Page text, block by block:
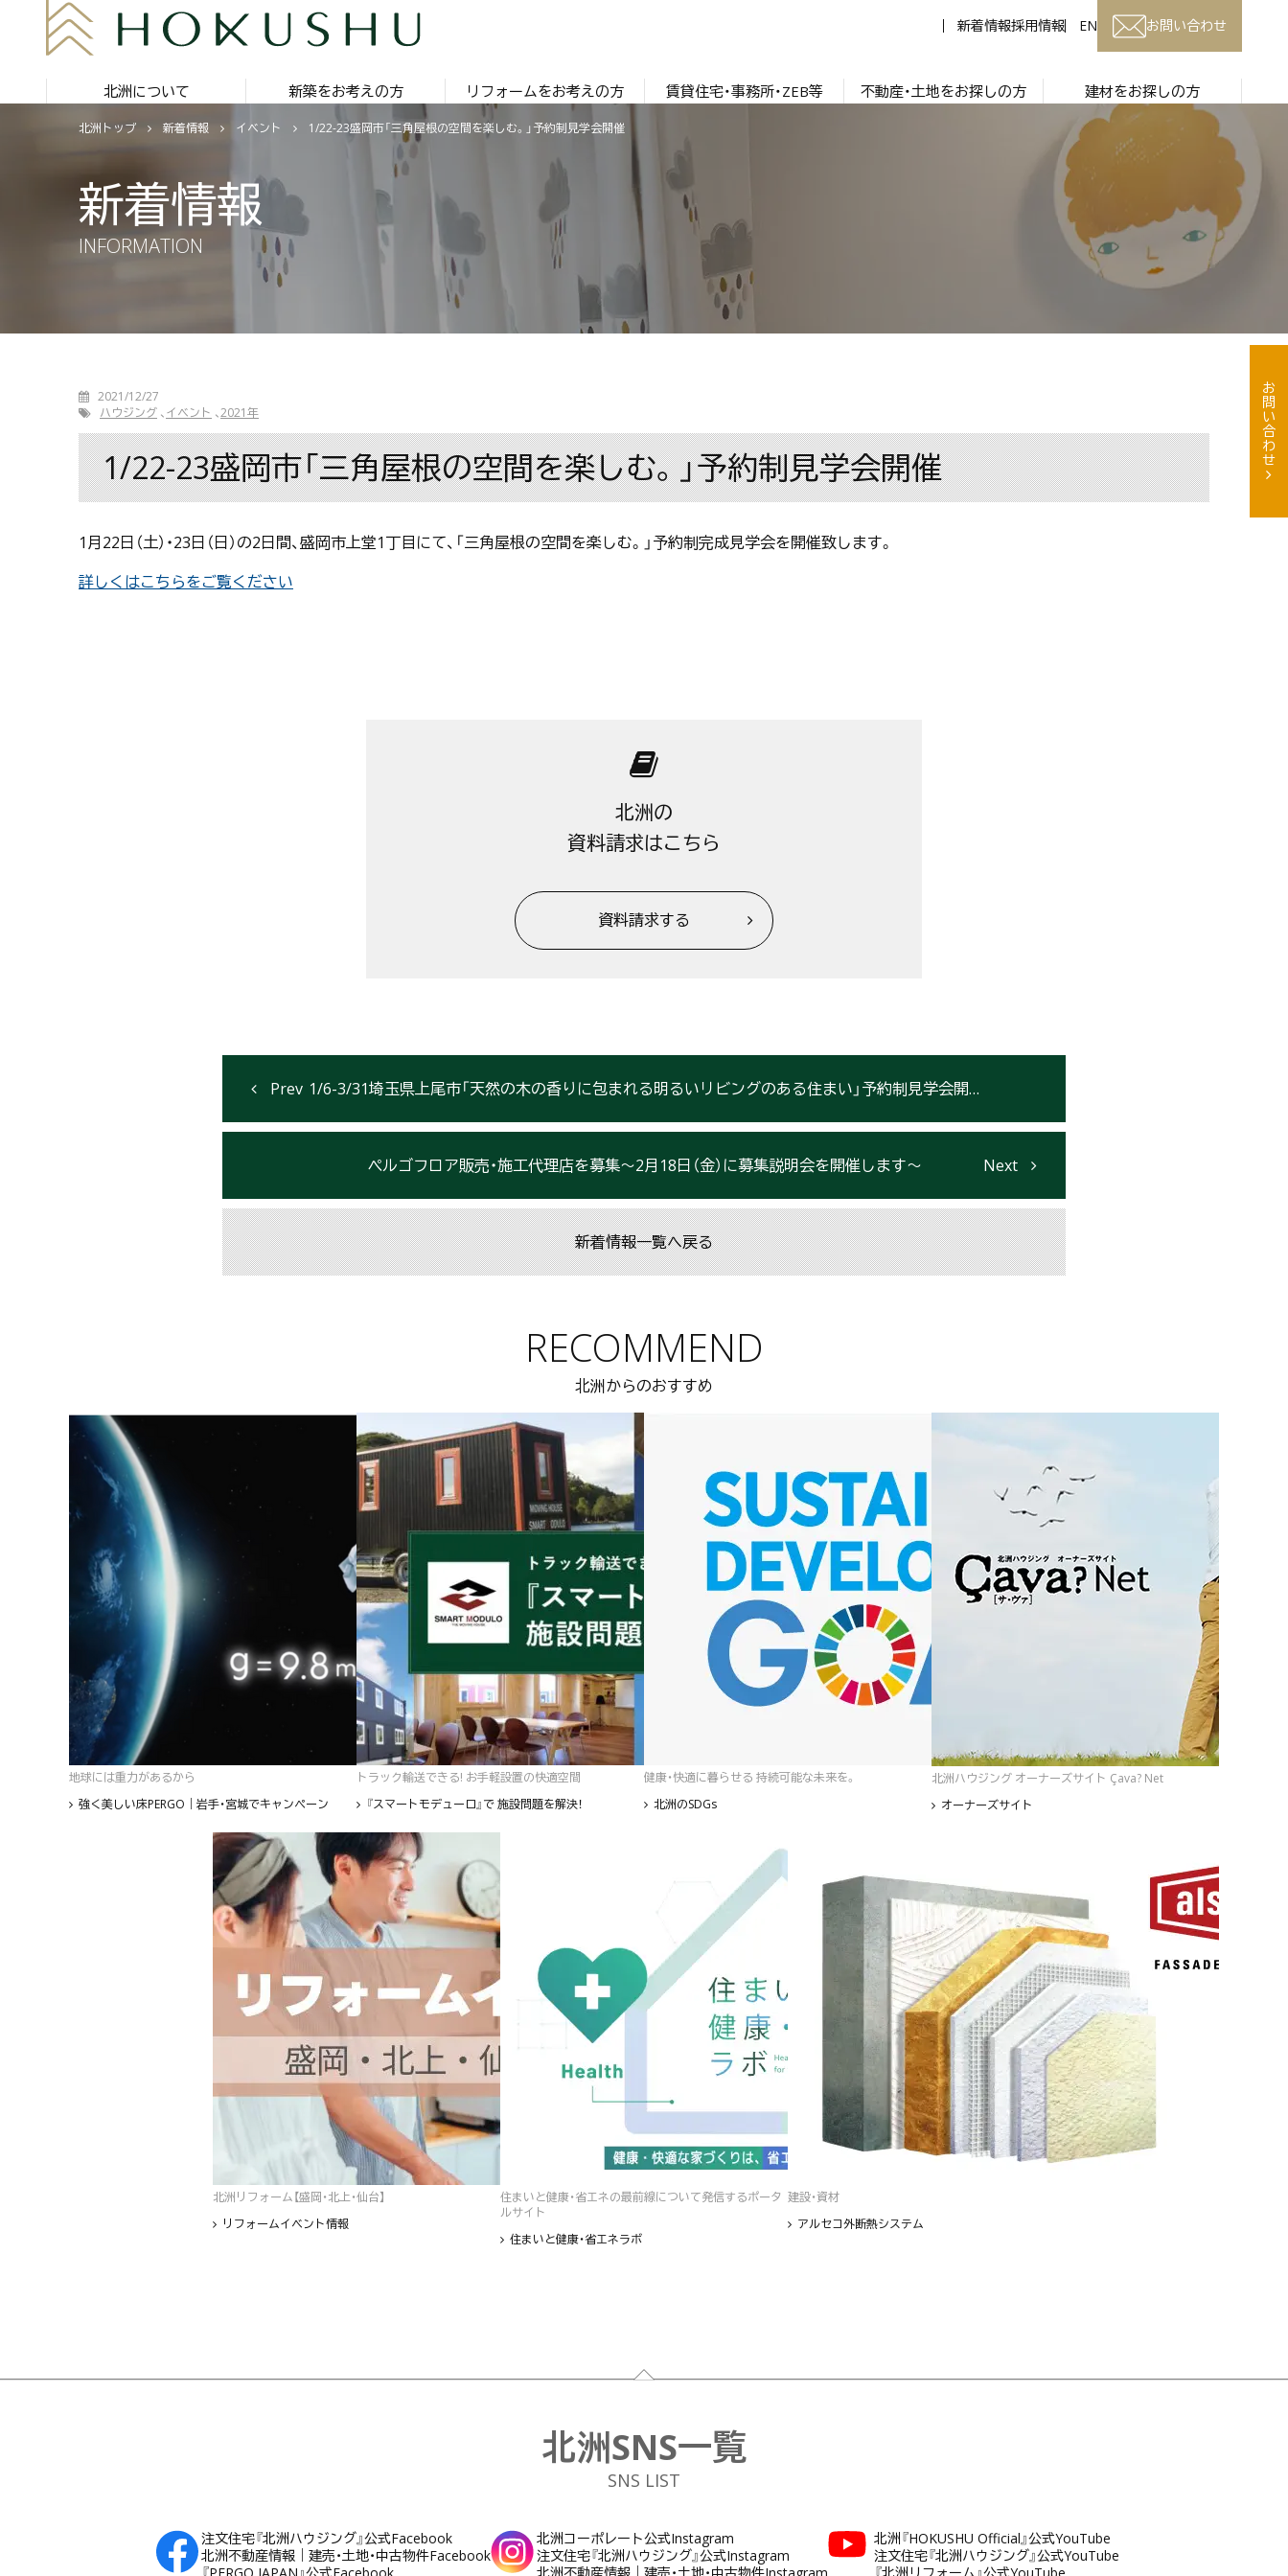
新着情報採用情報 EN お問い合わせ
北洲について 新築をお考えの方 リフォームをお考えの方 賃貸住宅・事務所・ZEB等 不動産・土地をお探しの方 建材をお探しの方
北洲トップ 新着情報 イベント 1/22-23盛岡市「三角屋根の空間を楽しむ。」予約制見学会開催
新着情報
INFORMATION
2021/12/27
ハウジング イベント 2021年
1/22-23盛岡市「三角屋根の空間を楽しむ。」予約制見学会開催
1月22日（土）・23日（日）の2日間、盛岡市上堂1丁目にて、「三角屋根の空間を楽しむ。」予約制完成見学会を開催致します。
詳しくはこちらをご覧ください
北洲の
資料請求はこちら
資料請求する
1/6-3/31埼玉県上尾市「天然の木の香りに包まれる明るいリビングのある住まい」予約制見学会開催
ぺルゴフロア販売・施工代理店を募集～2月18日（金）に募集説明会を開催します～
新着情報一覧へ戻る
RECOMMEND
北洲からのおすすめ
地球には重力があるから
強く美しい床PERGO｜岩手・宮城でキャンペーン
トラック輸送できる! お手軽設置の快適空間
『スマートモデューロ』で 施設問題を解決！
健康・快適に暮らせる 持続可能な未来を。
北洲のSDGs
北洲ハウジング オーナーズサイト Çava? Net
オーナーズサイト
北洲リフォーム【盛岡・北上・仙台】
リフォームイベント情報
住まいと健康・省エネの最前線について発信するポータ
ルサイト
住まいと健康・省エネラボ
建設・資材
アルセコ外断熱システム
お問い合わせ
フッター
北洲SNS一覧
SNS LIST
注文住宅『北洲ハウジング』公式Facebook
北洲不動産情報｜建売・土地・中古物件Facebook
北洲コーポレート公式Instagram
注文住宅『北洲ハウジング』公式Instagram
北洲『HOKUSHU Official』公式YouTube
注文住宅『北洲ハウジング』公式YouTube